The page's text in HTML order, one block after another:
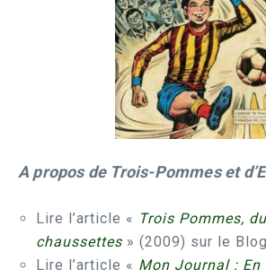
A propos de Trois-Pommes et
Lire l’article « Trois Pommes,
chaussettes » (2009) sur le
Lire l’article « Mon Journal : En